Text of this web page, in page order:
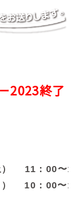
2023終了
） 11：00〜
） 10：00〜